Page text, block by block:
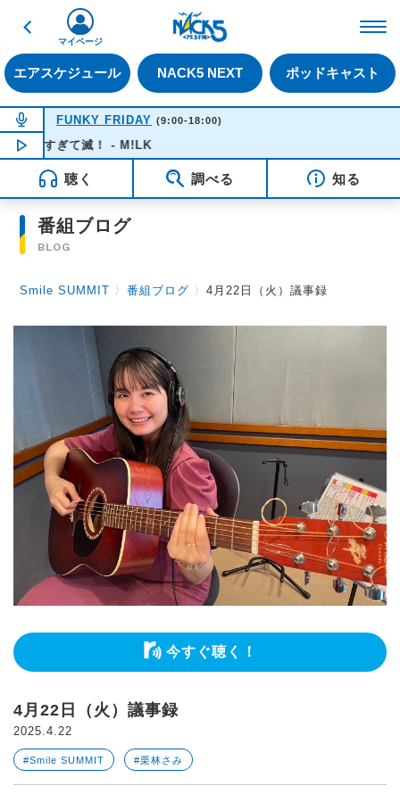
戻る
エアスケジュール NACK5 NEXT ポッドキャスト
マイページ
NOW ON AIR
FUNKY FRIDAY (9:00-18:00)
NOW PLAYING 10:45
すぎて滅！ - M!LK
聴く 調べる 知る
番組ブログ
BLOG
Smile SUMMIT 〉番組ブログ 〉4月22日（火）議事録
今すぐ聴く！
4月22日（火）議事録
2025.4.22
#Smile SUMMIT #栗林さみ